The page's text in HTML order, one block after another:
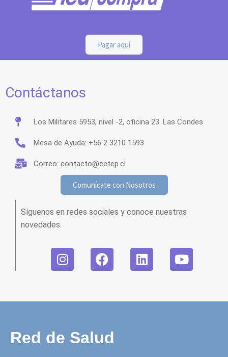
Pagar aquí
Contáctanos
Los Militares 5953, nivel -2, oficina 23. Las Condes
Mesa de Ayuda: +56 2 3210 1593
Correo: contacto@cetep.cl
Comunícate con Nosotros
Síguenos en redes sociales y conoce nuestras
novedades.
Red de Salud